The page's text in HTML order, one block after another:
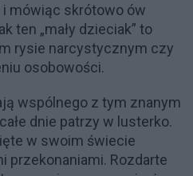
i mówiąc skrótowo ów
ten „mały dzieciak” to
rysie narcystycznym czy
osobowości.
wspólnego z tym znanym
dnie patrzy w lusterko.
w swoim świecie
przekonaniami. Rozdarte